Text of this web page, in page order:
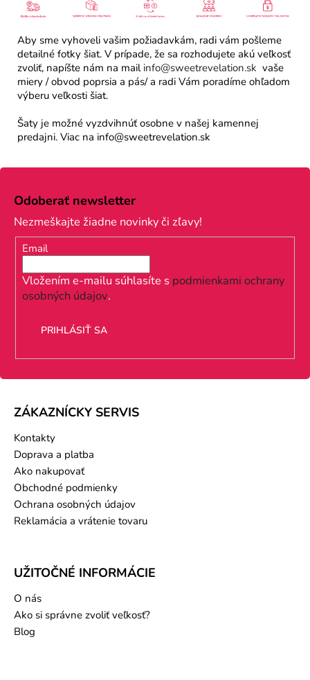
Aby sme vyhoveli vašim požiadavkám, radi vám pošleme
detailné fotky šiat. V prípade, že sa rozhodujete akú veľkosť
zvoliť, napíšte nám na mail info@sweetrevelation.sk vaše
miery / obvod poprsia a pás/ a radi Vám poradíme ohľadom
výberu veľkosti šiat.
Šaty je možné vyzdvihnúť osobne v našej kamennej
predajni. Viac na info@sweetrevelation.sk
Z
Odoberať newsletter
Nezmeškajte žiadne novinky či zľavy!
Email
Vložením e-mailu súhlasíte s podmienkami ochrany
osobných údajov.
PRIHLÁSIŤ SA
ZÁKAZNÍCKY SERVIS
Kontakty
Doprava a platba
Ako nakupovať
Obchodné podmienky
Ochrana osobných údajov
Reklamácia a vrátenie tovaru
UŽITOČNÉ INFORMÁCIE
O nás
Ako si správne zvoliť veľkosť?
Blog